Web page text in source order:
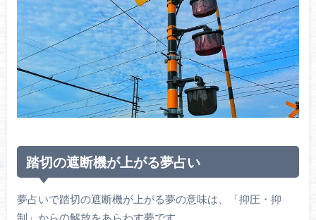
踏切の遮断機が上がる夢占い
夢占いで踏切の遮断機が上がる夢の意味は、「抑圧・抑
制」からの解放をあらわす夢です。